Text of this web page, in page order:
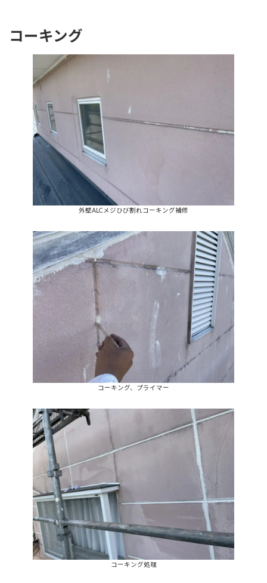
コーキング
外壁ALCメジひび割れコーキング補修
コーキング、プライマー
コーキング処理